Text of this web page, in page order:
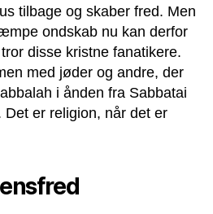
tilbage og skaber fred. Men
ondskab nu kan derfor
disse kristne fanatikere.
med jøder og andre, der
i ånden fra Sabbatai
er religion, når det er